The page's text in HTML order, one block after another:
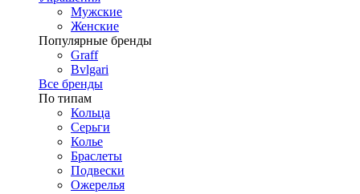
Мужские
Женские
Популярные бренды
Graff
Bvlgari
Все бренды
По типам
Кольца
Серьги
Колье
Браслеты
Подвески
Ожерелья